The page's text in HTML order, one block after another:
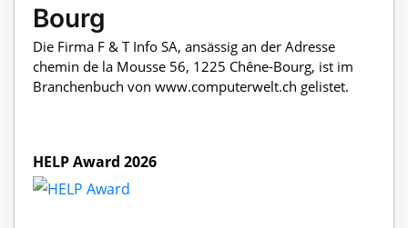
Bourg
Die Firma F & T Info SA, ansässig an der Adresse
chemin de la Mousse 56, 1225 Chêne-Bourg, ist im
Branchenbuch von www.computerwelt.ch gelistet.
HELP Award 2026